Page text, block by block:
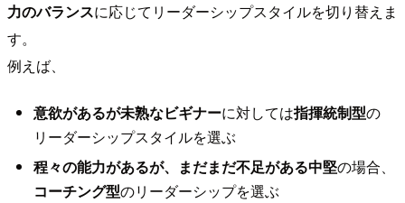
力のバランスに応じてリーダーシップスタイルを切り替えま
す。
例えば、
意欲があるが未熟なビギナーに対しては指揮統制型の
リーダーシップスタイルを選ぶ
程々の能力があるが、まだまだ不足がある中堅の場合、
コーチング型のリーダーシップを選ぶ